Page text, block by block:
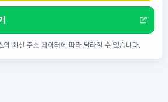
최신 주소 데이터에 따라 달라질 수 있습니다.